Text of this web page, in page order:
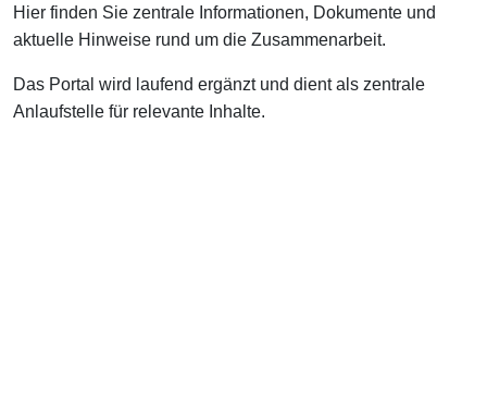
Hier finden Sie zentrale Informationen, Dokumente und
aktuelle Hinweise rund um die Zusammenarbeit.
Das Portal wird laufend ergänzt und dient als zentrale
Anlaufstelle für relevante Inhalte.